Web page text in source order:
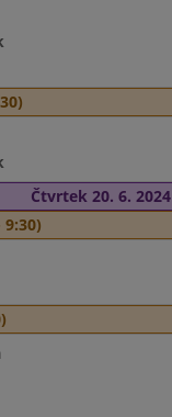
Čtvrtek 20. 6. 2024